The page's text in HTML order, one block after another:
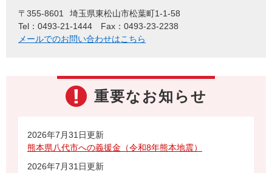
〒355-8601
埼玉県東松山市松葉町1-1-58
Tel：0493-21-1444
Fax：0493-23-2238
メールでのお問い合わせはこちら
重要なお知らせ
2026年7月31日更新
熊本県八代市への義援金（令和8年熊本地震）
2026年7月31日更新